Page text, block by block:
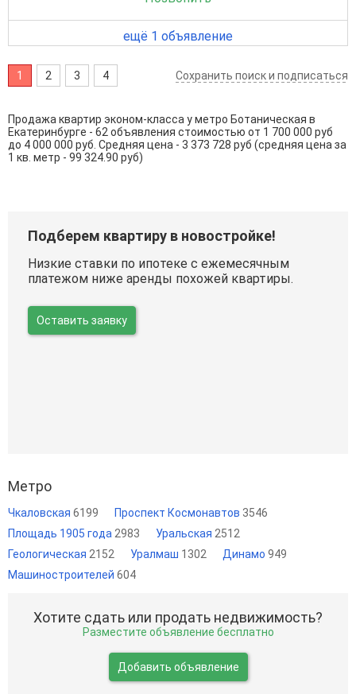
ещё 1 объявление
1 2 3 4 Сохранить поиск и подписаться
Продажа квартир эконом-класса у метро Ботаническая в
Екатеринбурге - 62 объявления стоимостью от 1 700 000 руб
до 4 000 000 руб. Средняя цена - 3 373 728 руб (средняя цена за
1 кв. метр - 99 324.90 руб)
Подберем квартиру в новостройке!
Низкие ставки по ипотеке с ежемесячным
платежом ниже аренды похожей квартиры.
Оставить заявку
Метро
Чкаловская 6199 Проспект Космонавтов 3546
Площадь 1905 года 2983 Уральская 2512
Геологическая 2152 Уралмаш 1302 Динамо 949
Машиностроителей 604
Хотите сдать или продать недвижимость?
Разместите объявление бесплатно
Добавить объявление